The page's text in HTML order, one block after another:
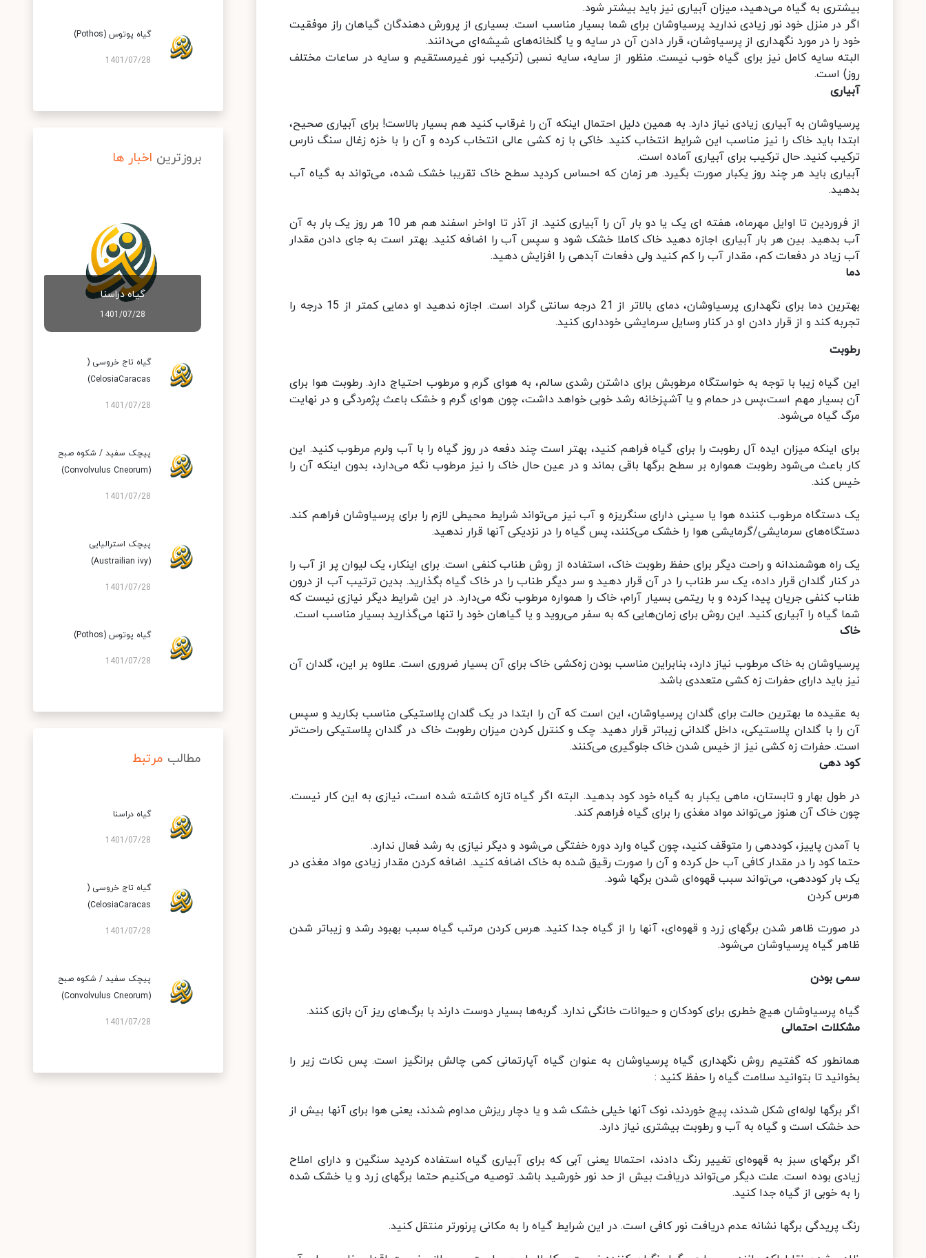
بیشتری به گیاه می‌دهید، میزان آبیاری نیز باید بیشتر شود.
اگر در منزل خود نور زیادی ندارید پرسیاوشان برای شما بسیار مناسب است. بسیاری از پرورش دهندگان گیاهان راز موفقیت
خود را در مورد نگهداری از پرسیاوشان، قرار دادن آن در سایه و یا گلخانه‌های شیشه‌ای می‌دانند.
البته سایه کامل نیز برای گیاه خوب نیست. منظور از سایه، سایه نسبی (ترکیب نور غیرمستقیم و سایه در ساعات مختلف
روز) است.
آبیاری
پرسیاوشان به آبیاری زیادی نیاز دارد. به همین دلیل احتمال اینکه آن را غرقاب کنید هم بسیار بالاست! برای آبیاری صحیح،
ابتدا باید خاک را نیز مناسب این شرایط انتخاب کنید. خاکی با زه کشی عالی انتخاب کرده و آن را با خزه زغال سنگ نارس
ترکیب کنید. حال ترکیب برای آبیاری آماده است.
آبیاری باید هر چند روز یکبار صورت بگیرد. هر زمان که احساس کردید سطح خاک تقریبا خشک شده، می‌تواند به گیاه آب
بدهید.
از فروردین تا اوایل مهرماه، هفته ای یک یا دو بار آن را آبیاری کنید. از آذر تا اواخر اسفند هم هر 10 هر روز یک بار به آن
آب بدهید. بین هر بار آبیاری اجازه دهید خاک کاملا خشک شود و سپس آب را اضافه کنید. بهتر است به جای دادن مقدار
آب زیاد در دفعات کم، مقدار آب را کم کنید ولی دفعات آبدهی را افزایش دهید.
دما
بهترین دما برای نگهداری پرسیاوشان، دمای بالاتر از 21 درجه سانتی گراد است. اجازه ندهید او دمایی کمتر از 15 درجه را
تجربه کند و از قرار دادن او در کنار وسایل سرمایشی خودداری کنید.
رطوبت
این گیاه زیبا با توجه به خواستگاه مرطوبش برای داشتن رشدی سالم، به هوای گرم و مرطوب احتیاج دارد. رطوبت هوا برای
آن بسیار مهم است،پس در حمام و یا آشپزخانه رشد خوبی خواهد داشت، چون هوای گرم و خشک باعث پژمردگی و در نهایت
مرگ گیاه می‌شود.
برای اینکه میزان ایده آل رطوبت را برای گیاه فراهم کنید، بهتر است چند دفعه در روز گیاه را با آب ولرم مرطوب کنید. این
کار باعث می‌شود رطوبت همواره بر سطح برگها باقی بماند و در عین حال خاک را نیز مرطوب نگه می‌دارد، بدون اینکه آن را
خیس کند.
یک دستگاه مرطوب کننده هوا یا سینی دارای سنگریزه‌ و آب نیز می‌تواند شرایط محیطی لازم را برای پرسیاوشان فراهم کند.
دستگاه‌های سرمایشی/گرمایشی هوا را خشک می‌کنند، پس گیاه را در نزدیکی آنها قرار ندهید.
یک راه هوشمندانه و راحت دیگر برای حفظ رطوبت خاک، استفاده از روش طناب کنفی است. برای اینکار، یک لیوان پر از آب را
در کنار گلدان قرار داده، یک سر طناب را در آن قرار دهید و سر دیگر طناب را در خاک گیاه بگذارید. بدین ترتیب آب از درون
طناب کنفی جریان پیدا کرده و با ریتمی بسیار آرام، خاک را همواره مرطوب نگه می‌دارد. در این شرایط دیگر نیازی نیست که
شما گیاه را آبیاری کنید. این روش برای زمان‌هایی که به سفر می‌روید و یا گیاهان خود را تنها می‌گذارید بسیار مناسب است.
خاک
پرسیاوشان به خاک مرطوب نیاز دارد، بنابراین مناسب بودن زه‌کشی خاک برای آن بسیار ضروری است. علاوه بر این، گلدان آن
نیز باید دارای حفرات زه کشی متعددی باشد.
به عقیده ما بهترین حالت برای گلدان پرسیاوشان، این است که آن را ابتدا در یک گلدان پلاستیکی مناسب بکارید و سپس
آن را با گلدان پلاستیکی، داخل گلدانی زیباتر قرار دهید. چک و کنترل کردن میزان رطوبت خاک در گلدان پلاستیکی راحت‌تر
است. حفرات زه کشی نیز از خیس شدن خاک جلوگیری می‌کنند.
کود دهی
در طول بهار و تابستان، ماهی یکبار به گیاه خود کود بدهید. البته اگر گیاه تازه کاشته شده است، نیازی به این کار نیست.
چون خاک آن هنوز می‌تواند مواد مغذی را برای گیاه فراهم کند.
با آمدن پاییز، کوددهی را متوقف کنید، چون گیاه وارد دوره خفتگی می‌شود و دیگر نیازی به رشد فعال ندارد.
حتما کود را در مقدار کافی آب حل کرده و آن را صورت رقیق شده به خاک اضافه کنید. اضافه کردن مقدار زیادی مواد مغذی در
یک بار کوددهی، می‌تواند سبب قهوه‌ای شدن برگها شود.
هرس کردن
در صورت ظاهر شدن برگهای زرد و قهوه‌ای، آنها را از گیاه جدا کنید. هرس کردن مرتب گیاه سبب بهبود رشد و زیباتر شدن
ظاهر گیاه پرسیاوشان می‌شود.
سمی بودن
گیاه پرسیاوشان هیچ خطری برای کودکان و حیوانات خانگی ندارد. گربه‌ها بسیار دوست دارند با برگ‌های ریز آن بازی کنند.
مشکلات احتمالی
همانطور که گفتیم روش نگهداری گیاه پرسیاوشان به عنوان گیاه آپارتمانی کمی چالش برانگیز است. پس نکات زیر را
بخوانید تا بتوانید سلامت گیاه را حفظ کنید :
اگر برگها لوله‌ای شکل شدند، پیچ خوردند، نوک آنها خیلی خشک شد و یا دچار ریزش مداوم شدند، یعنی هوا برای آنها بیش از
حد خشک است و گیاه به آب و رطوبت بیشتری نیاز دارد.
اگر برگهای سبز به قهوه‌ای تغییر رنگ دادند، احتمالا یعنی آبی که برای آبیاری گیاه استفاده کردید سنگین و دارای املاح
زیادی بوده است. علت دیگر می‌تواند دریافت بیش از حد نور خورشید باشد. توصیه می‌کنیم حتما برگهای زرد و یا خشک شده
را به خوبی از گیاه جدا کنید.
رنگ پریدگی برگها نشانه عدم دریافت نور کافی است. در این شرایط گیاه را به مکانی پرنورتر منتقل کنید.
گیاه پوتوس (Pothos)
1401/07/28
بروزترین اخبار ها
گیاه دراسنا
1401/07/28
گیاه تاج خروسی (
CelosiaCaracas)
1401/07/28
پیچک سفید / شکوه صبح
(Convolvulus Cneorum)
1401/07/28
پیچک استرالیایی
(Austrailian ivy)
1401/07/28
گیاه پوتوس (Pothos)
1401/07/28
مطالب مرتبط
گیاه دراسنا
1401/07/28
گیاه تاج خروسی (
CelosiaCaracas)
1401/07/28
پیچک سفید / شکوه صبح
(Convolvulus Cneorum)
1401/07/28